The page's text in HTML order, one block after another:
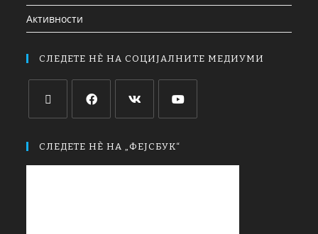
Активности
СЛЕДЕТЕ НЀ НА СОЦИЈАЛНИТЕ МЕДИУМИ
СЛЕДЕТЕ НЀ НА „ФЕЈСБУК“